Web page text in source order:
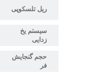
ریل تلسکوپی
سیستم یخ
زدایی
حجم گنجایش
فر